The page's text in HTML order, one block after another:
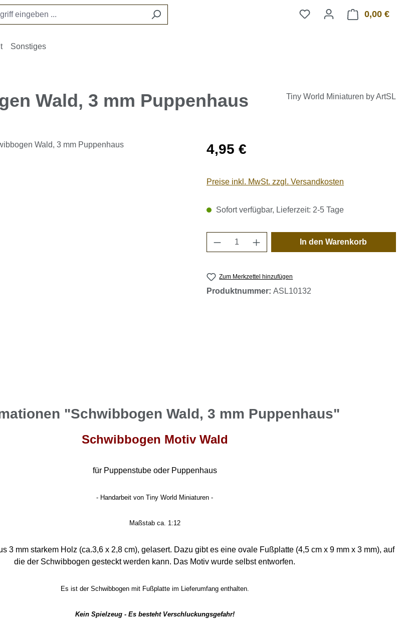
0,00 €
Sonstiges
Wald, 3 mm Puppenhaus Tiny World Miniaturen by ArtSL
Regulärer Preis:
4,95 €
Preise inkl. MwSt. zzgl. Versandkosten
Sofort verfügbar, Lieferzeit: 2-5 Tage
Produkt Anzahl: Gib den
In den Warenkorb
Zum Merkzettel hinzufügen
Produktnummer:ASL10132
"Schwibbogen Wald, 3 mm Puppenhaus"
Schwibbogen Motiv Wald
für Puppenstube oder Puppenhaus
- Handarbeit von Tiny World Miniaturen -
Maßstab ca. 1:12
3 mm starkem Holz (ca.3,6 x 2,8 cm), gelasert. Dazu gibt es eine ovale Fußplatte (4,5 cm x 9 mm x 3 mm), auf
die der Schwibbogen gesteckt werden kann. Das Motiv wurde selbst entworfen.
Es ist der Schwibbogen mit Fußplatte im Lieferumfang enthalten.
Kein Spielzeug - Es besteht Verschluckungsgefahr!